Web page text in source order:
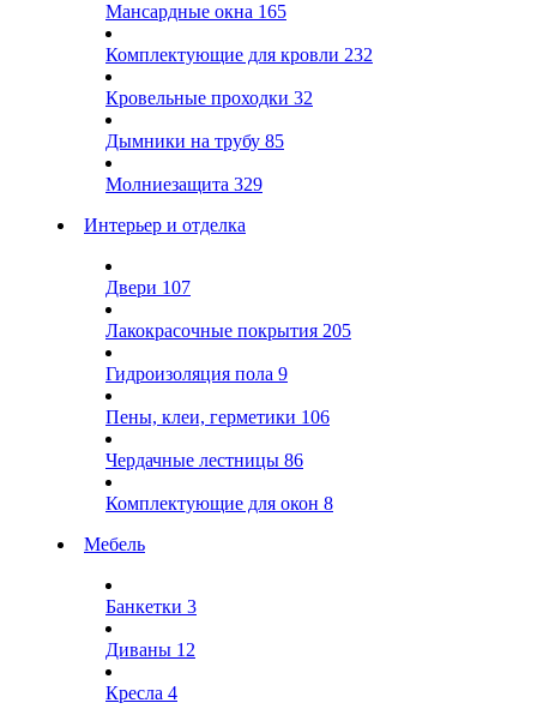
Мансардные окна 165
Комплектующие для кровли 232
Кровельные проходки 32
Дымники на трубу 85
Молниезащита 329
Интерьер и отделка
Двери 107
Лакокрасочные покрытия 205
Гидроизоляция пола 9
Пены, клеи, герметики 106
Чердачные лестницы 86
Комплектующие для окон 8
Мебель
Банкетки 3
Диваны 12
Кресла 4